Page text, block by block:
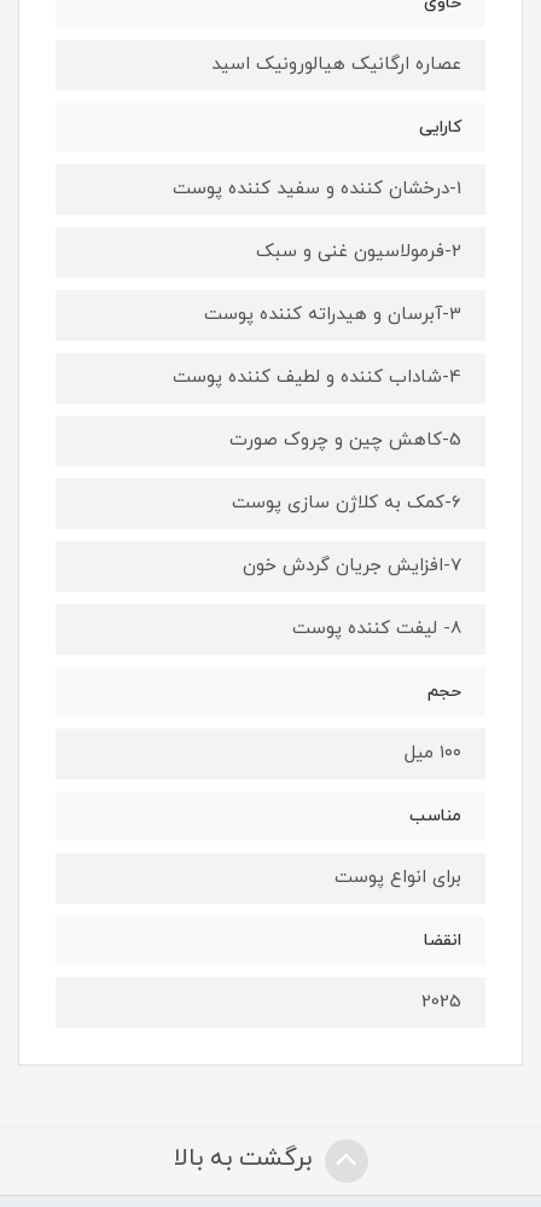
عصاره ارگانیک هیالورونیک اسید
کارایی
1-درخشان کننده و سفید کننده پوست
2-فرمولاسیون غنی و سبک
3-آبرسان و هیدراته کننده پوست
4-شاداب کننده و لطیف کننده پوست
5-کاهش چین و چروک صورت
6-کمک به کلاژن سازی پوست
7-افزایش جریان گردش خون
8- لیفت کننده پوست
حجم
۱۰۰ میل
مناسب
برای انواع پوست
انقضا
2025
برگشت به بالا